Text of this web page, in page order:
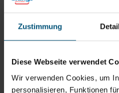
Zustimmung
Diese Webseite verwendet
Wir verwenden Cookies, um
personalisieren, Funktionen
Alle Eigenschaften
Downloads